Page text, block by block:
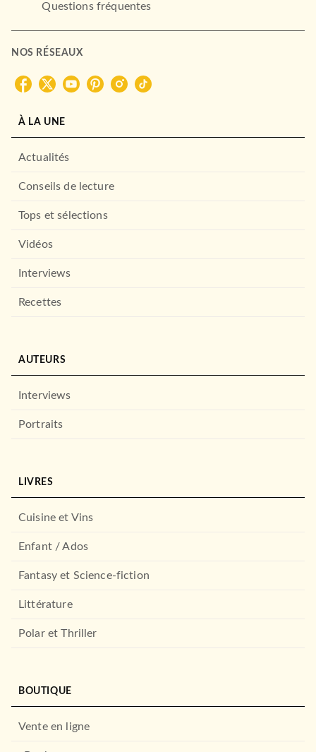
Questions fréquentes
NOS RÉSEAUX
À LA UNE
Actualités
Conseils de lecture
Tops et sélections
Vidéos
Interviews
Recettes
AUTEURS
Interviews
Portraits
LIVRES
Cuisine et Vins
Enfant / Ados
Fantasy et Science-fiction
Littérature
Polar et Thriller
BOUTIQUE
Vente en ligne